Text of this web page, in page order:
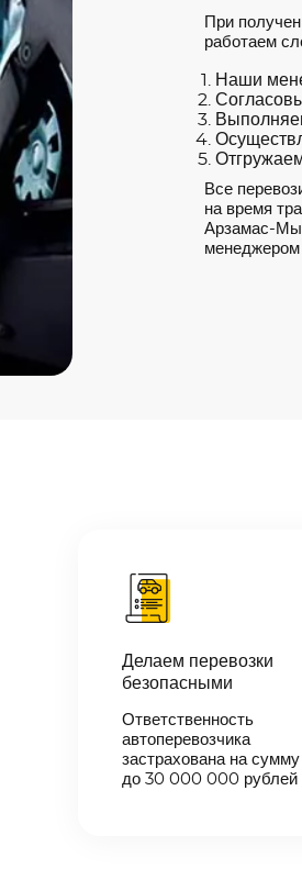
При
работаем
Наши
Все
на время
Арзамас-
Делаем перевозки
безопасными
Ответственность
автоперевозчика
застрахована на сумму
до 30 000 000 рублей